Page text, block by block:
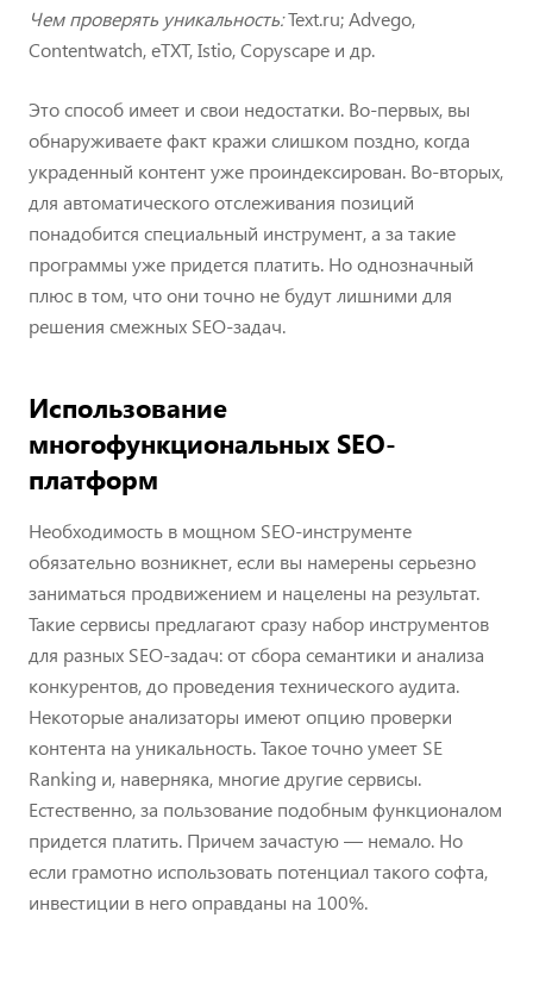
Чем проверять уникальность:Text.ru; Advego,
Contentwatch, eTXT, Istio, Copyscape и др.
Это способ имеет и свои недостатки. Во-первых, вы
обнаруживаете факт кражи слишком поздно, когда
украденный контент уже проиндексирован. Во-вторых,
для автоматического отслеживания позиций
понадобится специальный инструмент, а за такие
программы уже придется платить. Но однозначный
плюс в том, что они точно не будут лишними для
решения смежных SEO-задач.
Использование
многофункциональных SEO-
платформ
Необходимость в мощном SEO-инструменте
обязательно возникнет, если вы намерены серьезно
заниматься продвижением и нацелены на результат.
Такие сервисы предлагают сразу набор инструментов
для разных SEO-задач: от сбора семантики и анализа
конкурентов, до проведения технического аудита.
Некоторые анализаторы имеют опцию проверки
контента на уникальность. Такое точно умеет SE
Ranking и, наверняка, многие другие сервисы.
Естественно, за пользование подобным функционалом
придется платить. Причем зачастую — немало. Но
если грамотно использовать потенциал такого софта,
инвестиции в него оправданы на 100%.